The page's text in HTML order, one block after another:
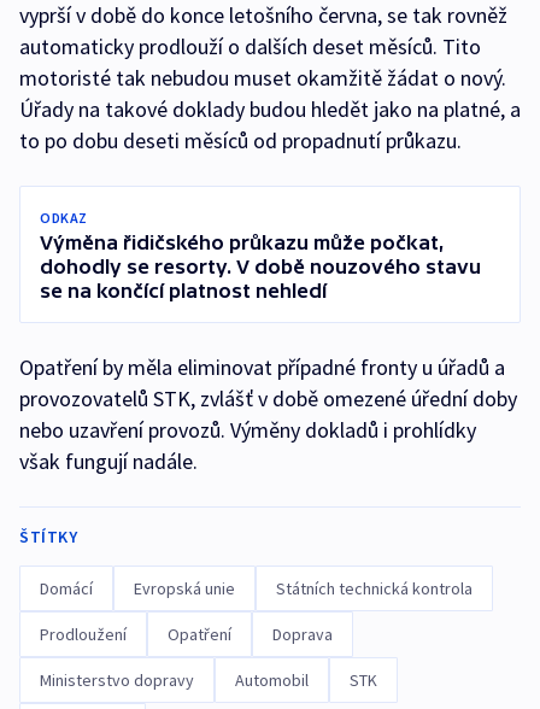
vyprší v době do konce letošního června, se tak rovněž
automaticky prodlouží o dalších deset měsíců. Tito
motoristé tak nebudou muset okamžitě žádat o nový.
Úřady na takové doklady budou hledět jako na platné, a
to po dobu deseti měsíců od propadnutí průkazu.
ODKAZ
Výměna řidičského průkazu může počkat,
dohodly se resorty. V době nouzového stavu
se na končící platnost nehledí
Opatření by měla eliminovat případné fronty u úřadů a
provozovatelů STK, zvlášť v době omezené úřední doby
nebo uzavření provozů. Výměny dokladů i prohlídky
však fungují nadále.
ŠTÍTKY
Domácí Evropská unie Státních technická kontrola
Prodloužení Opatření Doprava
Ministerstvo dopravy Automobil STK